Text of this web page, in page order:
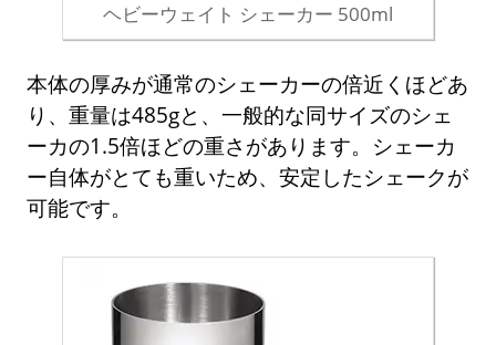
ヘビーウェイト シェーカー 500ml
本体の厚みが通常のシェーカーの倍近くほどあ
り、重量は485gと、一般的な同サイズのシェ
ーカの1.5倍ほどの重さがあります。シェーカ
ー自体がとても重いため、安定したシェークが
可能です。